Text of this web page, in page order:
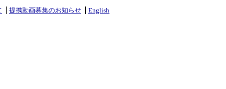
提携動画募集のお知らせ English